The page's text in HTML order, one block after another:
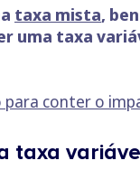
taxa mista,
uma taxa
para conter o
taxa